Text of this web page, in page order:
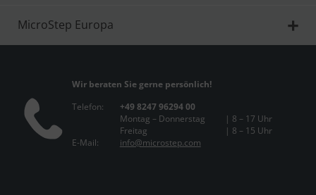
MicroStep Europa
Wir beraten Sie gerne persönlich!
Telefon:
+49 8247 96294 00
Montag – Donnerstag
| 8 – 17 Uhr
Freitag
| 8 – 15 Uhr
E-Mail:
info@microstep.com